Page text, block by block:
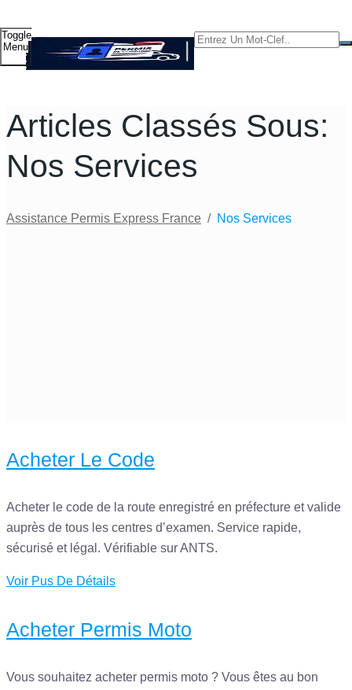
Toggle
Menu
Articles Classés Sous:
Nos Services
Assistance Permis Express France / Nos Services
Acheter Le Code
Acheter le code de la route enregistré en préfecture et valide
auprès de tous les centres d’examen. Service rapide,
sécurisé et légal. Vérifiable sur ANTS.
Voir Pus De Détails
Acheter Permis Moto
Vous souhaitez acheter permis moto ? Vous êtes au bon